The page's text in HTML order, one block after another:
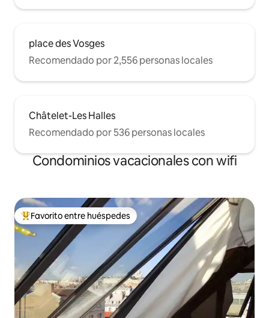
place des Vosges
Recomendado por 2,556 personas locales
Châtelet-Les Halles
Recomendado por 536 personas locales
Condominios vacacionales con wifi
Favorito entre huéspedes preferido
Favorito entre huéspedes